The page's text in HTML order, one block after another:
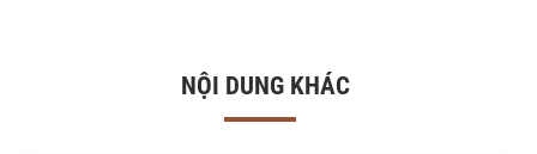
NỘI DUNG KHÁC